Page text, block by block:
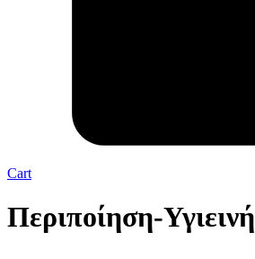
Cart
Περιποίηση-Υγιεινή